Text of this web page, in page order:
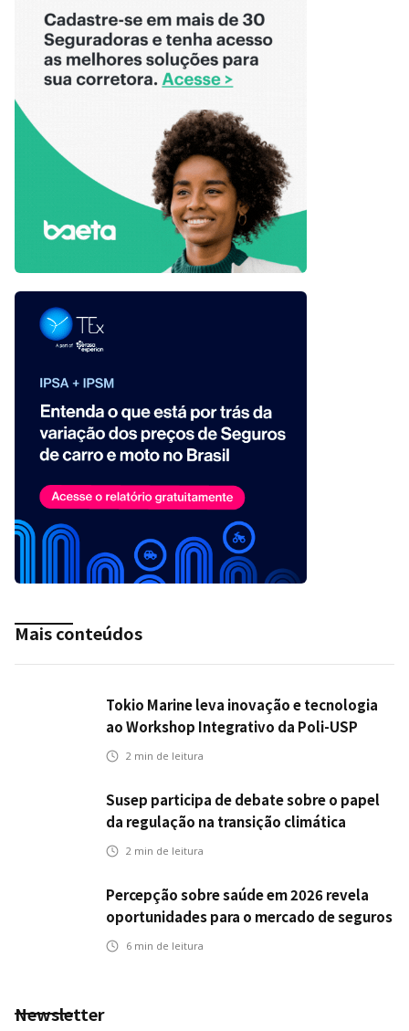
Mais conteúdos
Tokio Marine leva inovação e tecnologia
ao Workshop Integrativo da Poli-USP
2 min de leitura
Susep participa de debate sobre o papel
da regulação na transição climática
2 min de leitura
Percepção sobre saúde em 2026 revela
oportunidades para o mercado de seguros
ampliar cobertura e prevenção
6 min de leitura
Newsletter